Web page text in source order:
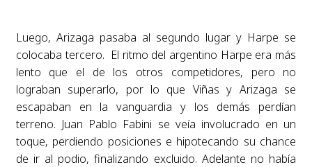
Luego, Arizaga pasaba al segundo lugar y Harpe se
colocaba tercero. El ritmo del argentino Harpe era más
lento que el de los otros competidores, pero no
lograban superarlo, por lo que Viñas y Arizaga se
escapaban en la vanguardia y los demás perdían
terreno. Juan Pablo Fabini se veía involucrado en un
toque, perdiendo posiciones e hipotecando su chance
de ir al podio, finalizando excluido. Adelante no había